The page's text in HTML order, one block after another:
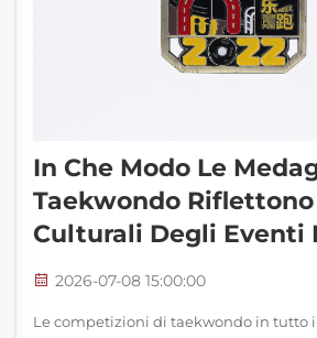
In Che Modo Le
Taekwondo Riflettono
Culturali Degli Eventi
2026-07-08 15:00:00
Le competizioni di taekwondo in tutto